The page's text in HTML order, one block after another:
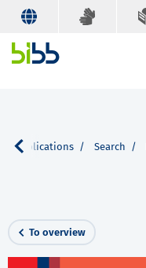
publications Search
To overview